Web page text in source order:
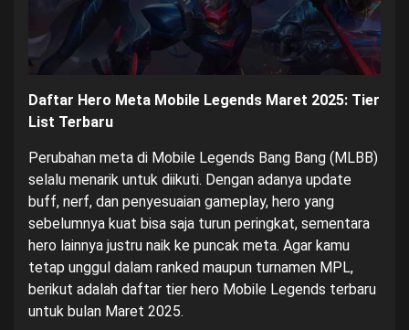
Daftar Hero Meta Mobile Legends Maret 2025: Tier
List Terbaru
Perubahan meta di Mobile Legends Bang Bang (MLBB)
selalu menarik untuk diikuti. Dengan adanya update
buff, nerf, dan penyesuaian gameplay, hero yang
sebelumnya kuat bisa saja turun peringkat, sementara
hero lainnya justru naik ke puncak meta. Agar kamu
tetap unggul dalam ranked maupun turnamen MPL,
berikut adalah daftar tier hero Mobile Legends terbaru
untuk bulan Maret 2025.